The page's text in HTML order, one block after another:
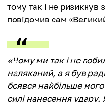
тому так і не ризикнув
повідомив сам
«Чому ми так і не
наляканий, а я був
боявся найбільше
силі нанесення удару.